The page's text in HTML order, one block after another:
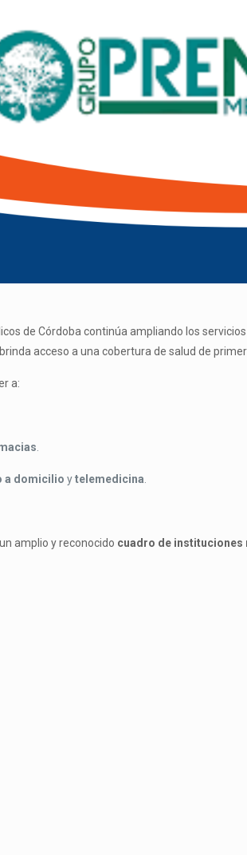
de Córdoba continúa ampliando los
acceso a una cobertura de salud de
a:
a domicilio ytelemedicina
amplio y reconocido cuadro de instituciones